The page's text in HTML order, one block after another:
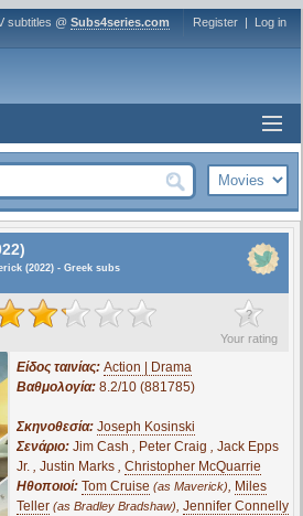
subtitles @ Subs4series.com Register | Log in
(2022) - Greek subs
?
Your rating
Είδος ταινίας: Action | Drama
Βαθμολογία: 8.2/10 (881785)
Σκηνοθεσία: Joseph Kosinski
Σενάριο: Jim Cash , Peter Craig , Jack Epps
Jr., Justin Marks, Christopher McQuarrie
Ηθοποιοί: Tom Cruise (as Maverick), Miles
Teller (as Bradley Bradshaw), Jennifer Connelly